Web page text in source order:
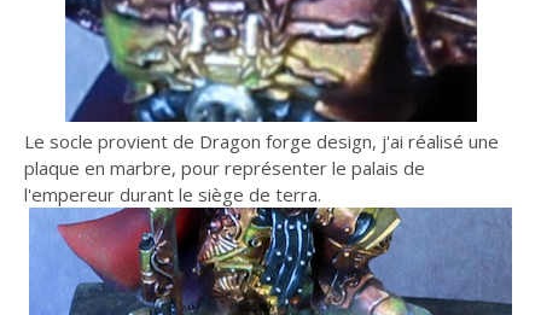
Le socle provient de Dragon forge design, j'ai réalisé une
plaque en marbre, pour représenter le palais de
l'empereur durant le siège de terra.